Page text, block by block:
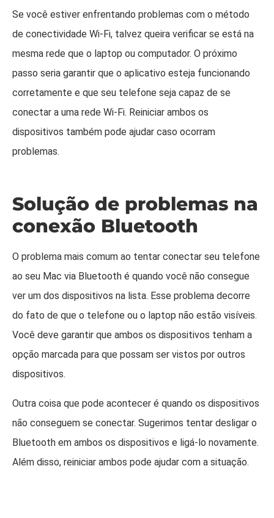
Se você estiver enfrentando problemas com o método
de conectividade Wi-Fi, talvez queira verificar se está na
mesma rede que o laptop ou computador. O próximo
passo seria garantir que o aplicativo esteja funcionando
corretamente e que seu telefone seja capaz de se
conectar a uma rede Wi-Fi. Reiniciar ambos os
dispositivos também pode ajudar caso ocorram
problemas.
Solução de problemas na
conexão Bluetooth
O problema mais comum ao tentar conectar seu telefone
ao seu Mac via Bluetooth é quando você não consegue
ver um dos dispositivos na lista. Esse problema decorre
do fato de que o telefone ou o laptop não estão visíveis.
Você deve garantir que ambos os dispositivos tenham a
opção marcada para que possam ser vistos por outros
dispositivos.
Outra coisa que pode acontecer é quando os dispositivos
não conseguem se conectar. Sugerimos tentar desligar o
Bluetooth em ambos os dispositivos e ligá-lo novamente.
Além disso, reiniciar ambos pode ajudar com a situação.